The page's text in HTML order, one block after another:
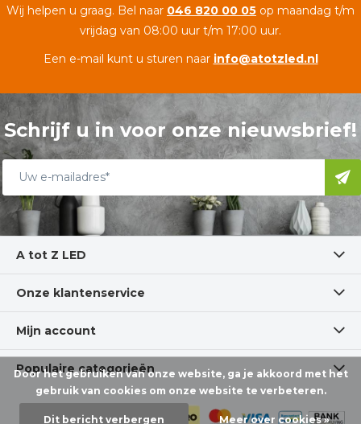
Wij helpen u graag. Bel naar 046 820 00 05 op maandag t/m
vrijdag van 08:00 uur t/m 17:00 uur.
Een e-mail kunt u sturen naar info@atotzled.nl
Schrijf u in voor onze nieuwsbrief!
A tot Z LED
Onze klantenservice
Mijn account
Populaire categorieën
Door het gebruiken van onze website, ga je akkoord met het
gebruik van cookies om onze website te verbeteren.
Dit bericht verbergen Meer over cookies »